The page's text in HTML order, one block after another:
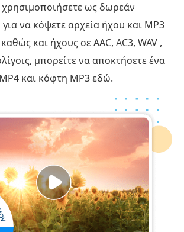
χρησιμοποιήσετε ως δωρεάν
να κόψετε αρχεία ήχου και MP3
και ήχους σε AAC, AC3, WAV ,
μπορείτε να αποκτήσετε ένα
και κόφτη MP3 εδώ.